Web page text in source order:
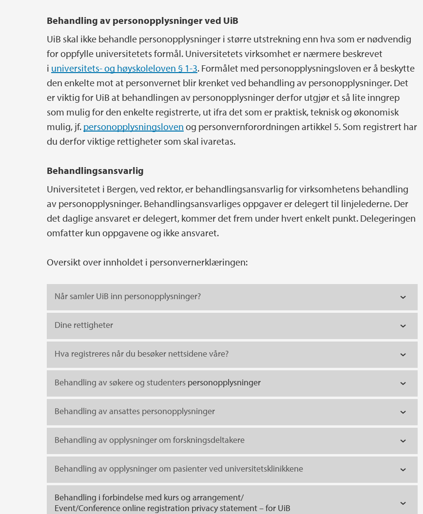
Behandling av personopplysninger ved UiB
UiB skal ikke behandle personopplysninger i større utstrekning enn hva som er nødvendig
for oppfylle universitetets formål. Universitetets virksomhet er nærmere beskrevet
i universitets- og høyskoleloven § 1-3. Formålet med personopplysningsloven er å beskytte
den enkelte mot at personvernet blir krenket ved behandling av personopplysninger. Det
er viktig for UiB at behandlingen av personopplysninger derfor utgjør et så lite inngrep
som mulig for den enkelte registrerte, ut ifra det som er praktisk, teknisk og økonomisk
mulig, jf. personopplysningsloven og personvernforordningen artikkel 5. Som registrert har
du derfor viktige rettigheter som skal ivaretas.
Behandlingsansvarlig
Universitetet i Bergen, ved rektor, er behandlingsansvarlig for virksomhetens behandling
av personopplysninger. Behandlingsansvarliges oppgaver er delegert til linjelederne. Der
det daglige ansvaret er delegert, kommer det frem under hvert enkelt punkt. Delegeringen
omfatter kun oppgavene og ikke ansvaret.
Oversikt over innholdet i personvernerklæringen:
Når samler UiB inn personopplysninger?
Dine rettigheter
Hva registreres når du besøker nettsidene våre?
Behandling av søkere og studenters personopplysninger
Behandling av ansattes personopplysninger
Behandling av opplysninger om forskningsdeltakere
Behandling av opplysninger om pasienter ved universitetsklinikkene
Behandling i forbindelse med kurs og arrangement/
Event/Conference online registration privacy statement – for UiB